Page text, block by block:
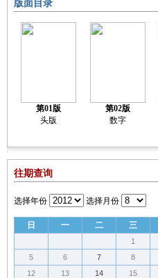
版面目录
第01版
头版
第02版
数字
往期查询
选择年份 选择月份
日 一 二 三
1
5
6 7 8
12
13 14 15